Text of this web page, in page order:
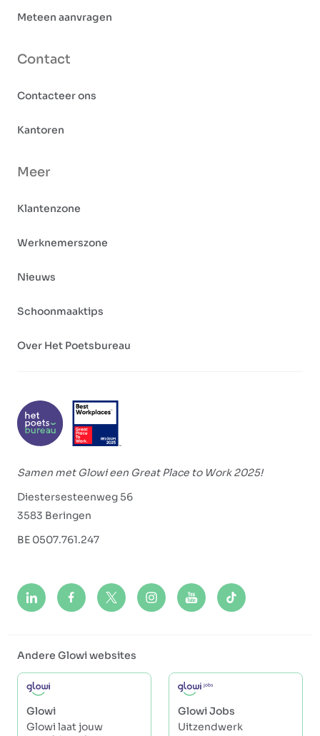
Samen met Glowi een Great Place to Work 2025!
Diestersesteenweg 56
3583 Beringen
BE 0507.761.247
Meteen aanvragen
Contact
Contacteer ons
Kantoren
Meer
Klantenzone
Werknemerszone
Nieuws
Schoonmaaktips
Over Het Poetsbureau
Andere Glowi websites
Glowi
Glowi laat jouw
Glowi Jobs
Uitzendwerk